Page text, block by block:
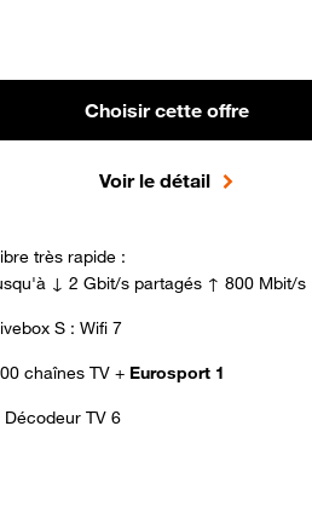
Choisir cette offre
Voir le détail
très rapide :
↓ 2 Gbit/s partagés ↑ 800 Mbit/s
S : Wifi 7
chaînes TV + Eurosport 1
Décodeur TV 6